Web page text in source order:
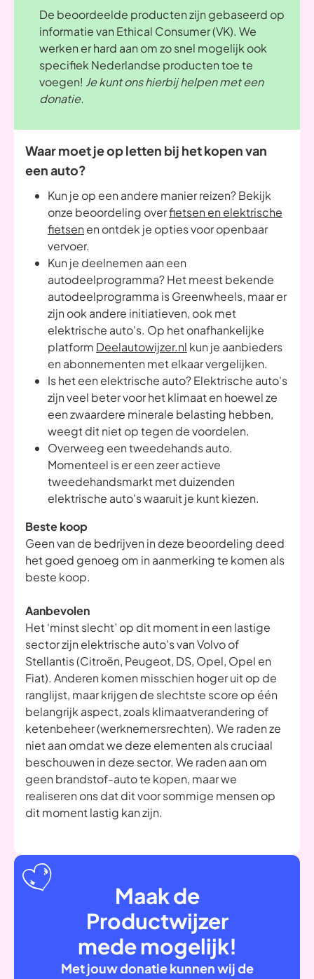
De beoordeelde producten zijn gebaseerd op
informatie van Ethical Consumer (VK). We
werken er hard aan om zo snel mogelijk ook
specifiek Nederlandse producten toe te
voegen! Je kunt ons hierbij helpen met een
donatie.
Waar moet je op letten bij het kopen van
een auto?
Kun je op een andere manier reizen? Bekijk
onze beoordeling overfietsen en elektrische
fietsen en ontdek je opties voor openbaar
vervoer.
Kun je deelnemen aan een
autodeelprogramma? Het meest bekende
autodeelprogramma is Greenwheels, maar er
zijn ook andere initiatieven, ook met
elektrische auto's. Op het onafhankelijke
platform Deelautowijzer.nl kun je aanbieders
en abonnementen met elkaar vergelijken.
Is het een elektrische auto? Elektrische auto's
zijn veel beter voor het klimaat en hoewel ze
een zwaardere minerale belasting hebben,
weegt dit niet op tegen de voordelen.
Overweeg een tweedehands auto.
Momenteel is er een zeer actieve
tweedehandsmarkt met duizenden
elektrische auto's waaruit je kunt kiezen.
Beste koop
Geen van de bedrijven in deze beoordeling deed
het goed genoeg om in aanmerking te komen als
beste koop.
Aanbevolen
Het ‘minst slecht’ op dit moment in een lastige
sector zijn elektrische auto's van Volvo of
Stellantis (Citroën, Peugeot, DS, Opel, Opel en
Fiat). Anderen komen misschien hoger uit op de
ranglijst, maar krijgen de slechtste score op één
belangrijk aspect, zoals klimaatverandering of
ketenbeheer (werknemersrechten). We raden ze
niet aan omdat we deze elementen als cruciaal
beschouwen in deze sector. We raden aan om
geen brandstof-auto te kopen, maar we
realiseren ons dat dit voor sommige mensen op
dit moment lastig kan zijn.
Maak de
Productwijzer
mede mogelijk!
Met jouw donatie kunnen wij de